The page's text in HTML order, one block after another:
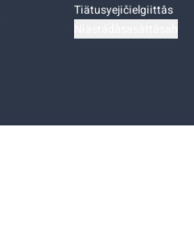
Tiätusyejičielgiittâs